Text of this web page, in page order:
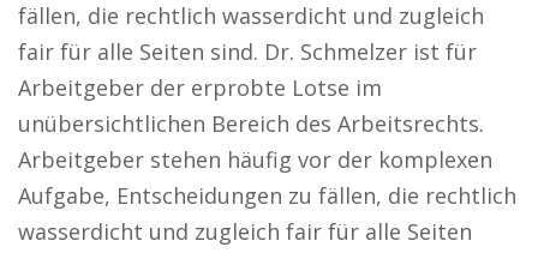
fällen, die rechtlich wasserdicht und zugleich
fair für alle Seiten sind. Dr. Schmelzer ist für
Arbeitgeber der erprobte Lotse im
unübersichtlichen Bereich des Arbeitsrechts.
Arbeitgeber stehen häufig vor der komplexen
Aufgabe, Entscheidungen zu fällen, die rechtlich
wasserdicht und zugleich fair für alle Seiten